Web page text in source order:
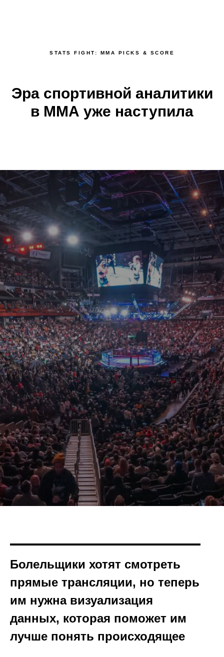
STATS FIGHT: MMA PICKS & SCORE
Эра спортивной аналитики
в ММА уже наступила
Болельщики хотят смотреть
прямые трансляции, но теперь
им нужна визуализация
данных, которая поможет им
лучше понять происходящее